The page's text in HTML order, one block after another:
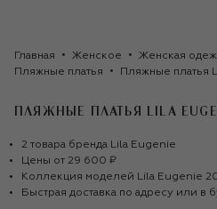
Главная Женское Женская
Пляжные платья
Пляжные платья
ПЛЯЖНЫЕ ПЛАТЬЯ LILA
2 товара бренда Lila Eugenie
Цены от 29 600 ₽
Коллекция моделей Lila Eugenie
Быстрая доставка по адресу или в